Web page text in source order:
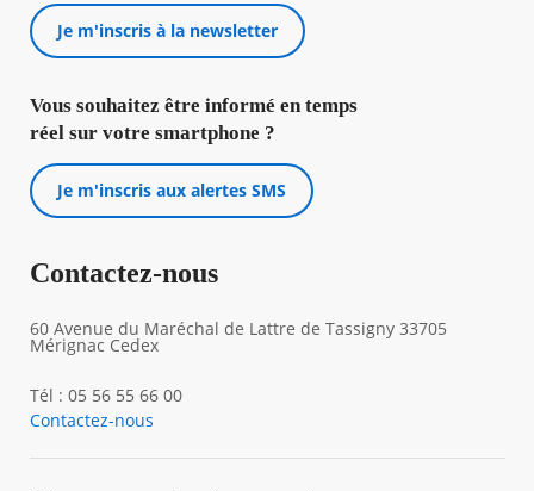
Je m'inscris à la newsletter
Vous souhaitez être informé en temps
réel sur votre smartphone ?
Je m'inscris aux alertes SMS
Contactez-nous
60 Avenue du Maréchal de Lattre de Tassigny 33705
Mérignac Cedex
Tél : 05 56 55 66 00
Contactez-nous